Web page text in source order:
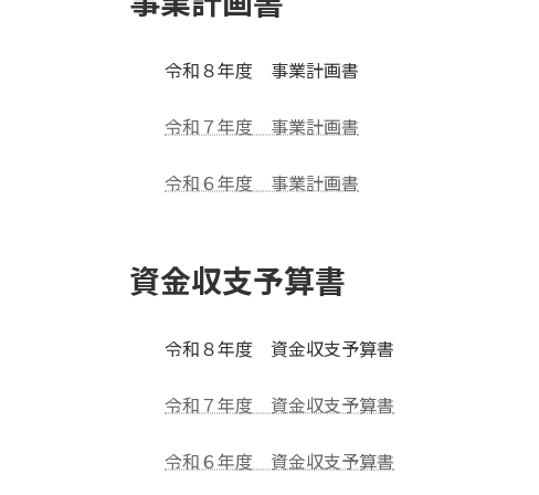
令和８年度 事業計画書
令和７年度 事業計画書
令和６年度 事業計画書
資金収支予算書
令和８年度 資金収支予算書
令和７年度 資金収支予算書
令和６年度 資金収支予算書